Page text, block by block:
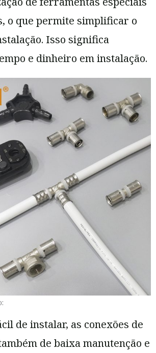
o que permite simplificar o
Isso significa
e dinheiro em instalação.
de instalar, as conexões de
de baixa manutenção e